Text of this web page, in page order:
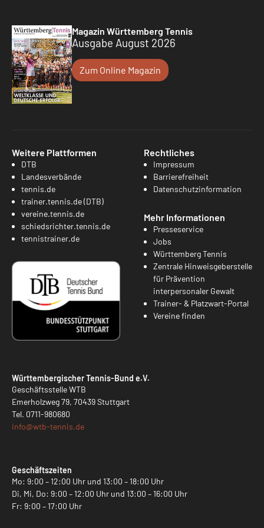
Magazin Württemberg Tennis
Ausgabe August 2026
Zum Online Magazin
Weitere Plattformen
DTB
Landesverbände
tennis.de
trainer.tennis.de (DTB)
vereine.tennis.de
schiedsrichter.tennis.de
tennistrainer.de
Rechtliches
Impressum
Barrierefreiheit
Datenschutzinformation
Mehr Informationen
Presseservice
Jobs
Württemberg Tennis
Zentrale Hinweisgeberstelle
für Prävention
interpersonaler Gewalt
Trainer- & Platzwart-Portal
Vereine finden
Württembergischer Tennis-Bund e.V.
Geschäftsstelle WTB
Emerholzweg 79, 70439 Stuttgart
Tel. 0711-980680
info@wtb-tennis.de
Geschäftszeiten
Mo: 9:00 – 12:00 Uhr und 13:00 – 18:00 Uhr
Di, Mi, Do: 9:00 – 12:00 Uhr und 13:00 – 16:00 Uhr
Fr: 9:00 – 17:00 Uhr